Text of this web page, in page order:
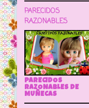
PARECIDOS
RAZONABLES
PARECIDOS
RAZONABLES DE
MUÑECAS